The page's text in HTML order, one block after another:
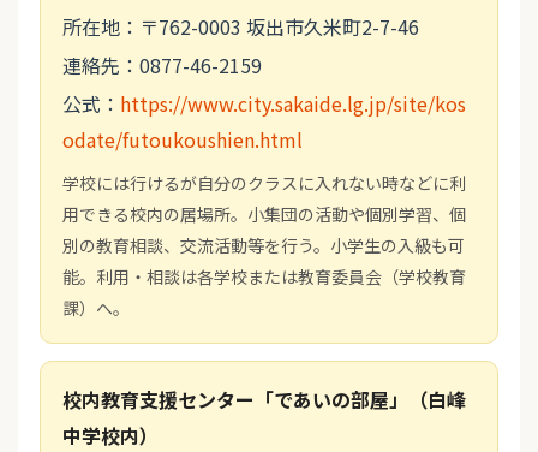
所在地：〒762-0003 坂出市久米町2-7-46
連絡先：0877-46-2159
公式： https://www.city.sakaide.lg.jp/site/kos
odate/futoukoushien.html
学校には行けるが自分のクラスに入れない時などに利
用できる校内の居場所。小集団の活動や個別学習、個
別の教育相談、交流活動等を行う。小学生の入級も可
能。利用・相談は各学校または教育委員会（学校教育
課）へ。
校内教育支援センター「であいの部屋」（白峰
中学校内）